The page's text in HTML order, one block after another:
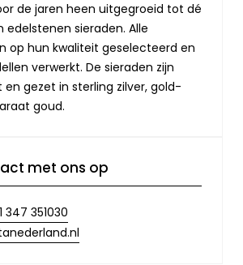
de jaren heen uitgegroeid tot dé
edelstenen sieraden. Alle
op hun kwaliteit geselecteerd en
verwerkt. De sieraden zijn
gezet in sterling zilver, gold-
goud.
met ons op
347 351030